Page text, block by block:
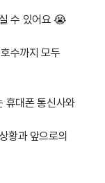
수 있어요 😭
수까지 모두
휴대폰 통신사와
황과 앞으로의